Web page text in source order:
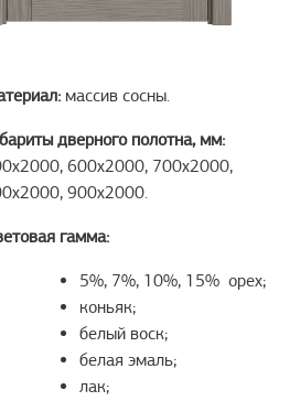
массив сосны.
дверного полотна, мм:
600х2000, 700х2000,
900х2000.
гамма:
5%, 7%, 10%, 15% орех;
коньяк;
белый воск;
белая эмаль;
лак;